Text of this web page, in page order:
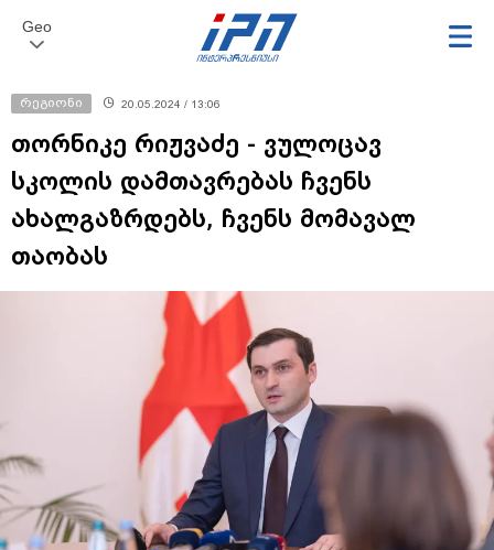
Geo
რეგიონი 20.05.2024 / 13:06
თორნიკე რიჟვაძე - ვულოცავ
სკოლის დამთავრებას ჩვენს
ახალგაზრდებს, ჩვენს მომავალ
თაობას